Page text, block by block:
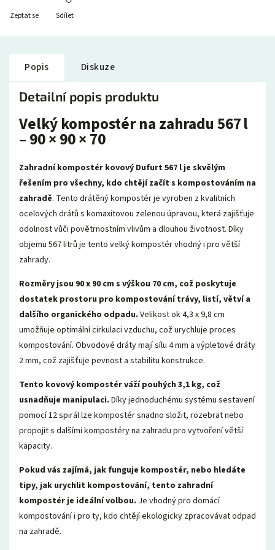
Zeptat se Sdílet
Popis Diskuze
Detailní popis produktu
Velký kompostér na zahradu 567 l
– 90 × 90 × 70
Zahradní kompostér kovový Dufurt 567 l je skvělým
řešením pro všechny, kdo chtějí začít s kompostováním na
zahradě. Tento drátěný kompostér je vyroben z kvalitních
ocelových drátů s komaxitovou zelenou úpravou, která zajišťuje
odolnost vůči povětrnostním vlivům a dlouhou životnost. Díky
objemu 567 litrů je tento velký kompostér vhodný i pro větší
zahrady.
Rozměry jsou 90 x 90 cm s výškou 70 cm, což poskytuje
dostatek prostoru pro kompostování trávy, listí, větví a
dalšího organického odpadu. Velikost ok 4,3 x 9,8 cm
umožňuje optimální cirkulaci vzduchu, což urychluje proces
kompostování. Obvodové dráty mají sílu 4 mm a výpletové dráty
2 mm, což zajišťuje pevnost a stabilitu konstrukce.
Tento kovový kompostér váží pouhých 3,1 kg, což
usnadňuje manipulaci. Díky jednoduchému systému sestavení
pomocí 12 spirál lze kompostér snadno složit, rozebrat nebo
propojit s dalšími kompostéry na zahradu pro vytvoření větší
kapacity.
Pokud vás zajímá, jak funguje kompostér, nebo hledáte
tipy, jak urychlit kompostování, tento zahradní
kompostér je ideální volbou. Je vhodný pro domácí
kompostování i pro ty, kdo chtějí ekologicky zpracovávat odpad
na zahradě.